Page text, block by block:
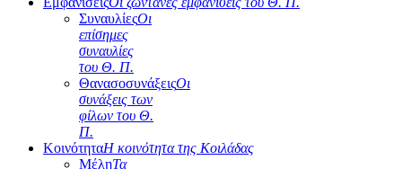
ΣυναυλίεςΟι
επίσημες
συναυλίες
του Θ. Π.
ΘανασοσυνάξειςΟι
συνάξεις των
φίλων του Θ.
Π.
ΚοινότηταΗ κοινότητα της Κοιλάδας
ΜέληΤα